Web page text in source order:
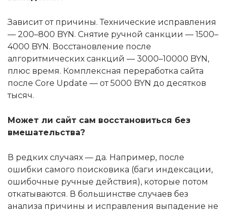
Зависит от причины. Технические исправления
— 200–800 BYN. Снятие ручной санкции — 1500–
4000 BYN. Восстановление после
алгоритмических санкций — 3000–10000 BYN,
плюс время. Комплексная переработка сайта
после Core Update — от 5000 BYN до десятков
тысяч.
Может ли сайт сам восстановиться без
вмешательства?
В редких случаях — да. Например, после
ошибки самого поисковика (баги индексации,
ошибочные ручные действия), которые потом
откатываются. В большинстве случаев без
анализа причины и исправления выпадение не